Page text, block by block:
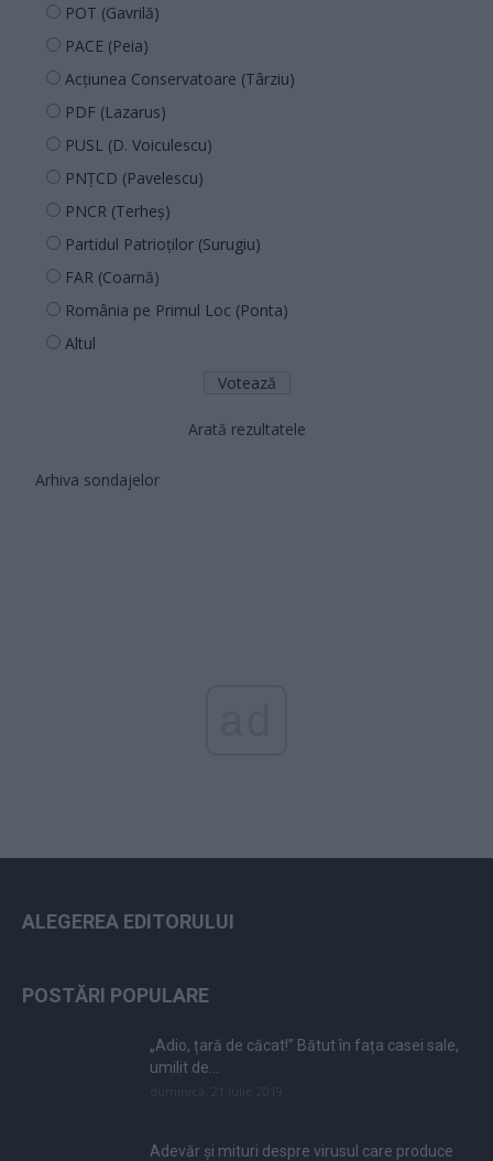
POT (Gavrilă)
PACE (Peia)
Acțiunea Conservatoare (Târziu)
PDF (Lazarus)
PUSL (D. Voiculescu)
PNȚCD (Pavelescu)
PNCR (Terheș)
Partidul Patrioților (Surugiu)
FAR (Coarnă)
România pe Primul Loc (Ponta)
Altul
Arată rezultatele
Arhiva sondajelor
ALEGEREA EDITORULUI
POSTĂRI POPULARE
„Adio, țară de căcat!” Bătut în fața casei sale,
umilit de...
Adevăr și mituri despre virusul care produce